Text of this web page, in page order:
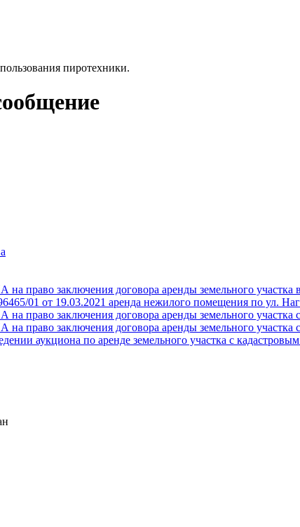
пиротехники.
заключения договора аренды земельного участка в
01 от 19.03.2021 аренда нежилого помещения по ул.
заключения договора аренды земельного участка с
заключения договора аренды земельного участка с
аукциона по аренде земельного участка с